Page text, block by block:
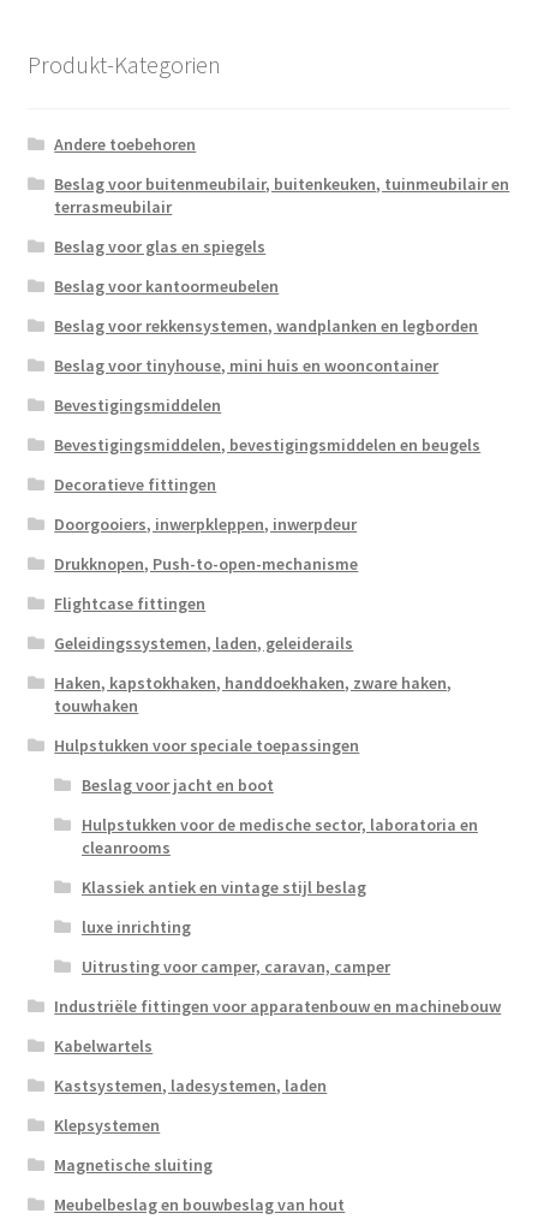
Produkt-Kategorien
Andere toebehoren
Beslag voor buitenmeubilair, buitenkeuken, tuinmeubilair en
terrasmeubilair
Beslag voor glas en spiegels
Beslag voor kantoormeubelen
Beslag voor rekkensystemen, wandplanken en legborden
Beslag voor tinyhouse, mini huis en wooncontainer
Bevestigingsmiddelen
Bevestigingsmiddelen, bevestigingsmiddelen en beugels
Decoratieve fittingen
Doorgooiers, inwerpkleppen, inwerpdeur
Drukknopen, Push-to-open-mechanisme
Flightcase fittingen
Geleidingssystemen, laden, geleiderails
Haken, kapstokhaken, handdoekhaken, zware haken,
touwhaken
Hulpstukken voor speciale toepassingen
Beslag voor jacht en boot
Hulpstukken voor de medische sector, laboratoria en
cleanrooms
Klassiek antiek en vintage stijl beslag
luxe inrichting
Uitrusting voor camper, caravan, camper
Industriële fittingen voor apparatenbouw en machinebouw
Kabelwartels
Kastsystemen, ladesystemen, laden
Klepsystemen
Magnetische sluiting
Meubelbeslag en bouwbeslag van hout